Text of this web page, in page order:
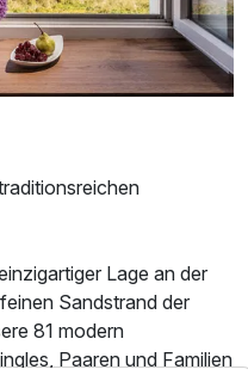
Lage an der
Sandstrand der
81 modern
Paaren und Familien